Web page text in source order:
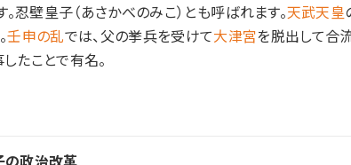
。忍壁皇子（あさかべのみこ）とも呼ばれます。天武天皇
壬申の乱では、父の挙兵を受けて大津宮を脱出して合
たことで有名。
の政治改革